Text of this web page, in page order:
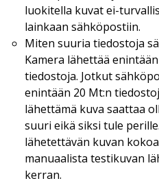
luokitella kuvat ei-
lainkaan sähköpostiin.
Miten suuria tiedostoja
Kamera lähettää
tiedostoja. Jotkut
enintään 20 Mt:n
lähettämä kuva saattaa
suuri eikä siksi tule
lähetettävän kuvan
manuaalista testikuvan
kerran.